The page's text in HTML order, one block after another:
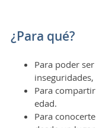
¿Para qué?
Para poder
Para
edad.
Para